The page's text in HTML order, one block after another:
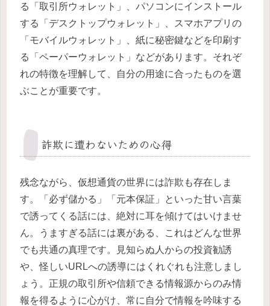
る「取引所ウォレット」、パソコンにインストール
する「デスクトップウォレット」、スマホアプリの
「モバイルウォレット」、紙に秘密鍵などを印刷す
る「ペーパーウォレット」などがあります。それぞ
れの特徴を理解して、自分の用途に合ったものを選
ぶことが重要です。
詐欺に遭わないための心得
残念ながら、仮想通貨の世界には詐欺も存在しま
す。「必ず儲かる」「元本保証」といった甘い言葉
で誘ってくる話には、絶対に耳を傾けてはいけませ
ん。うますぎる話には裏がある、これはどんな世界
でも共通の真理です。見知らぬ人からの投資勧誘
や、怪しいURLへの誘導にはくれぐれも注意しまし
ょう。正規の取引所や信頼できる情報源からのみ情
報を得るように心がけ、常に自分で情報を吟味する